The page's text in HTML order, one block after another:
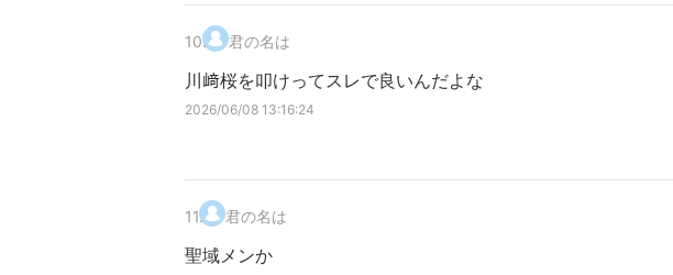
10. 君の名は
川﨑桜を叩けってスレで良いんだよな
2026/06/08 13:16:24
11. 君の名は
聖域メンか